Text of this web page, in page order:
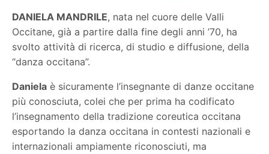
DANIELA MANDRILE, nata nel cuore delle Valli
Occitane, già a partire dalla fine degli anni ’70, ha
svolto attività di ricerca, di studio e diffusione, della
“danza occitana”.
Daniela è sicuramente l’insegnante di danze occitane
più conosciuta, colei che per prima ha codificato
l’insegnamento della tradizione coreutica occitana
esportando la danza occitana in contesti nazionali e
internazionali ampiamente riconosciuti, ma